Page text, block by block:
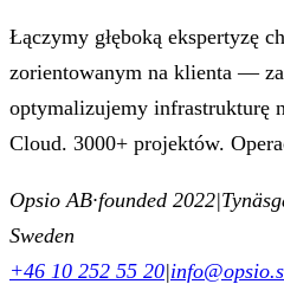
Łączymy głęboką ekspertyzę
zorientowanym na klienta —
optymalizujemy infrastrukturę
Cloud. 3000+ projektów.
Opsio AB·founded 2022|
Sweden
+46 10 252 55 20|